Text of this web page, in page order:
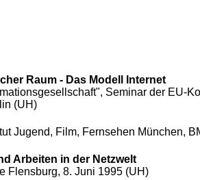
Raum - Das Modell Internet
Seminar der EU-
(UH)
Jugend, Film, Fernsehen München,
Arbeiten in der Netzwelt
Flensburg, 8. Juni 1995 (UH)